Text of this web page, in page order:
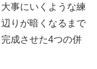
事にいくような練
りが暗くなるまで
成させた4つの併